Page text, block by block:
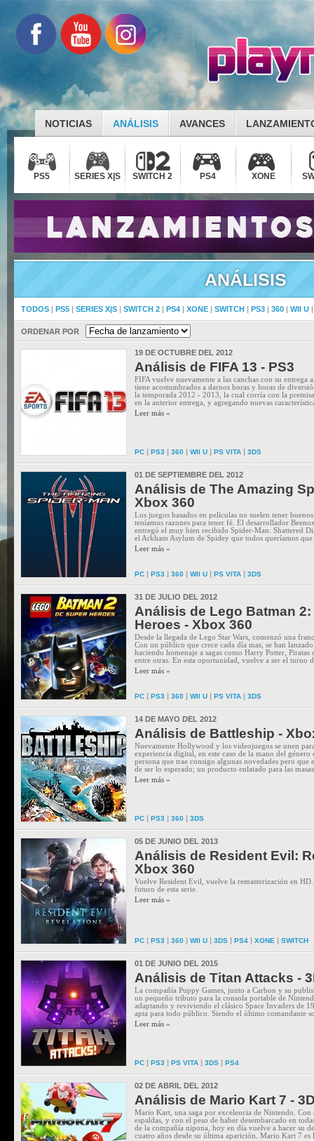
NOTICIAS ANÁLISIS AVANCES
PS5 SERIES X|S SWITCH 2 PS4 XONE
ANÁLISIS
TODOS | PS5 | SERIES X|S | SWITCH 2 | PS4 | XONE | SWITCH | PS3 | 360 | WII U
ORDENAR POR
19 DE OCTUBRE DEL 2012
Análisis de FIFA 13 - PS3
FIFA vuelve nuevamente a las canchas con su entrega
tiene acostumbrados a darnos horas y horas de
la temporada 2012 - 2013, la cual corría con la
en la anterior entrega, y agregando nuevas
Leer más »
PC | PS3 | 360 | WII U | PS VITA | 3DS
01 DE SEPTIEMBRE DEL 2012
Análisis de The Amazing
Xbox 360
Los juegos basados en películas no suelen tener
teníamos razones para tener fé. El desarrollador
entregó el muy bien recibido Spider-Man: Shattered
el Arkham Asylum de Spidey que todos queríamos que
Leer más »
PC | PS3 | 360 | WII U | PS VITA | 3DS
31 DE JULIO DEL 2012
Análisis de Lego Batman 2:
Heroes - Xbox 360
Desde la llegada de Lego Star Wars, comenzó una
Con un público que crece cada día mas, se han
haciendo homenaje a sagas como Harry Potter, Piratas
entre otras. En esta oportunidad, vuelve a ser el turno
Leer más »
PC | PS3 | 360 | WII U | PS VITA | 3DS
14 DE MAYO DEL 2012
Análisis de Battleship -
Nuevamente Hollywood y los videojuegos se unen
experiencia digital, en este caso de la mano del
persona que trae consigo algunas novedades pero
de ser lo esperado; un producto enlatado para las
Leer más »
PC | PS3 | 360 | 3DS
05 DE JUNIO DEL 2013
Análisis de Resident Evil:
Xbox 360
Vuelve Resident Evil, vuelve la remasterización en
futuro de esta serie.
Leer más »
PC | PS3 | 360 | WII U | 3DS | PS4 | XONE | SWITCH
01 DE JUNIO DEL 2015
Análisis de Titan Attacks -
La compañía Puppy Games, junto a Carbon y su
un pequeño tributo para la consola portable de
adaptando y reviviendo el clásico Space Invaders de
apta para todo público. Siendo el último comandante
Leer más »
PC | PS3 | PS VITA | 3DS | PS4
02 DE ABRIL DEL 2012
Análisis de Mario Kart 7 -
Mario Kart, una saga por excelencia de Nintendo. Con
espaldas, y con el peso de haber desembarcado en
de la compañía nipona, hoy en día vuelve a hacer su
cuatro años desde su última aparición. Mario Kart 7 es